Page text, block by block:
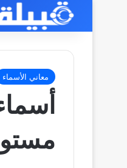
معاني الأسماء